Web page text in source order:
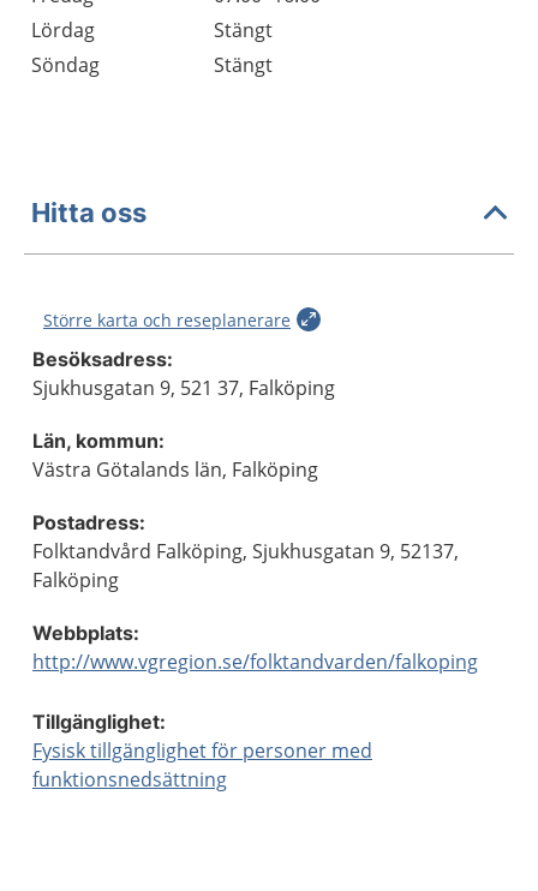
Lördag
Stängt
Söndag
Stängt
Hitta oss
Större karta och reseplanerare
Besöksadress:
Sjukhusgatan 9, 521 37, Falköping
Län, kommun:
Västra Götalands län, Falköping
Postadress:
Folktandvård Falköping, Sjukhusgatan 9, 52137,
Falköping
Webbplats:
http://www.vgregion.se/folktandvarden/falkoping
Tillgänglighet:
Fysisk tillgänglighet för personer med
funktionsnedsättning